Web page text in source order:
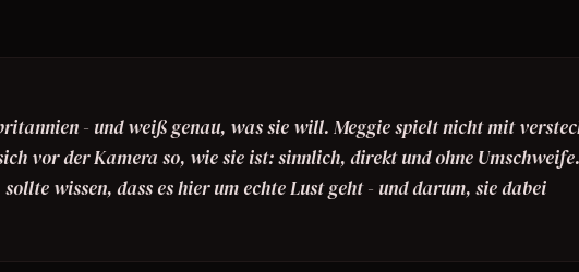
- und weiß genau, was sie will. Meggie spielt nicht mit
vor der Kamera so, wie sie ist: sinnlich, direkt und ohne Umschweife.
wissen, dass es hier um echte Lust geht - und darum, sie dabei